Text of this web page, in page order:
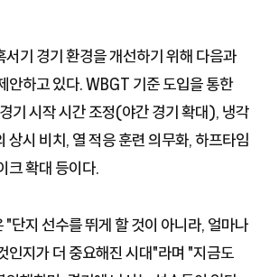
서기 경기 환경을 개선하기 위해 다음과
안하고 있다. WBGT 기준 도입을 통한
기 시작 시간 조정(야간 경기 확대), 냉각
상시 비치, 열 적응 훈련 의무화, 하프타임
크 확대 등이다.
"단지 선수를 뛰게 할 것이 아니라, 얼마나
인지가 더 중요해진 시대"라며 "지금도